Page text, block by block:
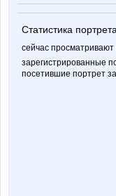
Статистика
сейчас просматривают
зарегистрированные
посетившие портрет